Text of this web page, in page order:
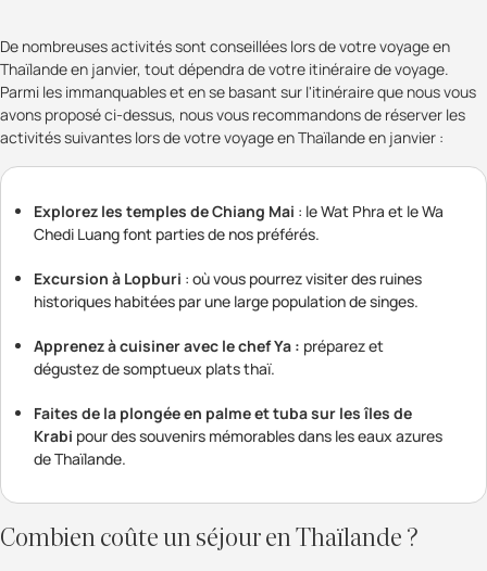
De nombreuses activités sont conseillées lors de votre voyage en
Thaïlande en janvier, tout dépendra de votre itinéraire de voyage.
Parmi les immanquables et en se basant sur l'itinéraire que nous vous
avons proposé ci-dessus, nous vous recommandons de réserver les
activités suivantes lors de votre voyage en Thaïlande en janvier :
Explorez les temples de Chiang Mai : le Wat Phra et le Wa
Chedi Luang font parties de nos préférés.
Excursion à Lopburi : où vous pourrez visiter des ruines
historiques habitées par une large population de singes.
Apprenez à cuisiner avec le chef Ya : préparez et
dégustez de somptueux plats thaï.
Faites de la plongée en palme et tuba sur les îles de
Krabi pour des souvenirs mémorables dans les eaux azures
de Thaïlande.
Combien coûte un séjour en Thaïlande ?